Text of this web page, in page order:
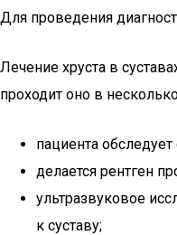
Для проведения
Лечение хруста в
проходит оно в
пациента
делается рентген
ультразвуковое
к суставу;